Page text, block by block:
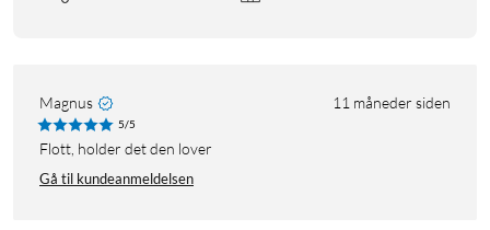
Magnus 11 måneder siden
5/5
Flott, holder det den lover
Gå til kundeanmeldelsen